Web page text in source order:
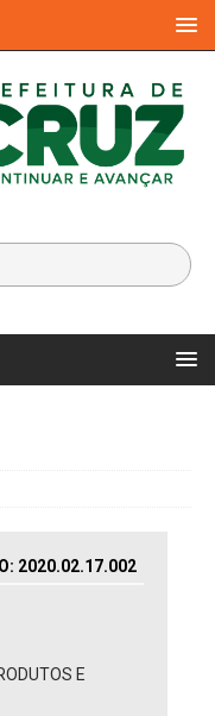
2020.02.17.002
E